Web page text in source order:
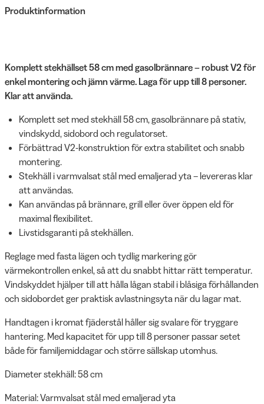
Produktinformation
Komplett stekhällset 58 cm med gasolbrännare – robust V2 för
enkel montering och jämn värme. Laga för upp till 8 personer.
Klar att använda.
Komplett set med stekhäll 58 cm, gasolbrännare på stativ,
vindskydd, sidobord och regulatorset.
Förbättrad V2-konstruktion för extra stabilitet och snabb
montering.
Stekhäll i varmvalsat stål med emaljerad yta – levereras klar
att användas.
Kan användas på brännare, grill eller över öppen eld för
maximal flexibilitet.
Livstidsgaranti på stekhällen.
Reglage med fasta lägen och tydlig markering gör
värmekontrollen enkel, så att du snabbt hittar rätt temperatur.
Vindskyddet hjälper till att hålla lågan stabil i blåsiga förhållanden
och sidobordet ger praktisk avlastningsyta när du lagar mat.
Handtagen i kromat fjäderstål håller sig svalare för tryggare
hantering. Med kapacitet för upp till 8 personer passar setet
både för familjemiddagar och större sällskap utomhus.
Diameter stekhäll: 58 cm
Material: Varmvalsat stål med emaljerad yta